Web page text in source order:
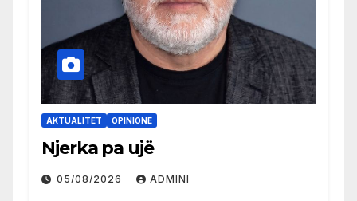
AKTUALITET OPINIONE
Njerka pa ujë
05/08/2026 ADMINI